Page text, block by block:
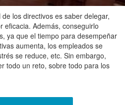
los directivos es saber delegar,
eficacia. Además, conseguirlo
ya que el tiempo para desempeñar
aumenta, los empleados se
se reduce, etc. Sin embargo,
todo un reto, sobre todo para los